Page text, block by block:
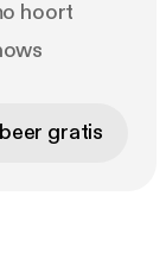
hoort
gratis